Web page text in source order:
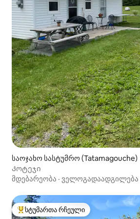
საოჯახო სასტუმრო (Tatamagouche)
Კოტეჯი
მდებარეობა · ველოგადაადგილება
სტუმართა რჩეული მოწინავე ვარიანტი
სტუმართა რჩეული